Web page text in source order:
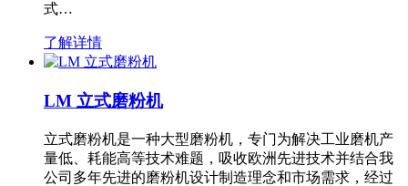
式…
了解详情
LM 立式磨粉机
立式磨粉机是一种大型磨粉机，专门为解决工业磨机产
量低、耗能高等技术难题，吸收欧洲先进技术并结合我
公司多年先进的磨粉机设计制造理念和市场需求，经过